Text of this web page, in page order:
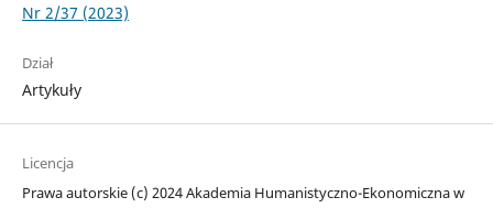
Nr 2/37 (2023)
Dział
Artykuły
Licencja
Prawa autorskie (c) 2024 Akademia Humanistyczno-Ekonomiczna w